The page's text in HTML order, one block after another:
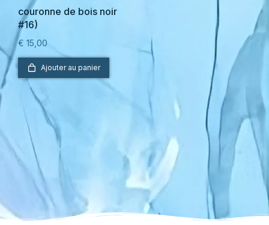
couronne de bois noir
#16)
€ 15,00
Ajouter au panier